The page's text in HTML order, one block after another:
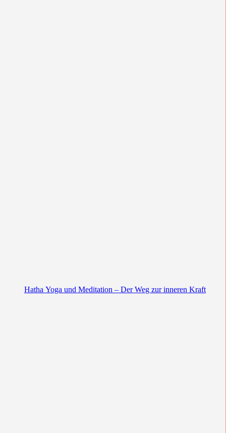
Hatha Yoga und Meditation – Der Weg zur inneren Kraft